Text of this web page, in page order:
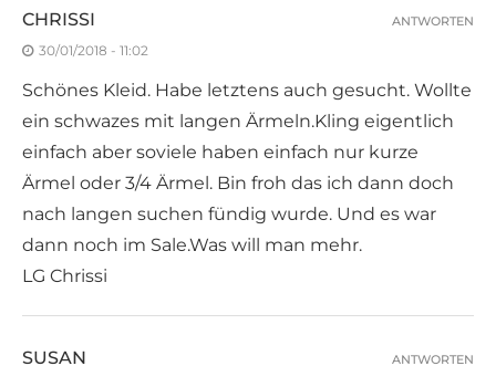
CHRISSI
30/01/2018 - 11:02
Schönes Kleid. Habe letztens auch gesucht. Wollte
ein schwazes mit langen Ärmeln.Kling eigentlich
einfach aber soviele haben einfach nur kurze
Ärmel oder 3/4 Ärmel. Bin froh das ich dann doch
nach langen suchen fündig wurde. Und es war
dann noch im Sale.Was will man mehr.
LG Chrissi
ANTWORTEN
SUSAN ANTWORTEN